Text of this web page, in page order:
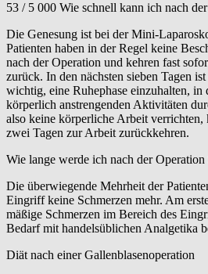
53 / 5 000 Wie schnell kann ich nach
Die Genesung ist bei der Mini-
Patienten haben in der Regel keine
nach der Operation und kehren fast
zurück. In den nächsten sieben Tagen
wichtig, eine Ruhephase einzuhalten, in
körperlich anstrengenden Aktivitäten
also keine körperliche Arbeit
zwei Tagen zur Arbeit zurückkehren.
Wie lange werde ich nach der
Die überwiegende Mehrheit der
Eingriff keine Schmerzen mehr. Am
mäßige Schmerzen im Bereich des
Bedarf mit handelsüblichen Analgetika
Diät nach einer Gallenblasenoperation